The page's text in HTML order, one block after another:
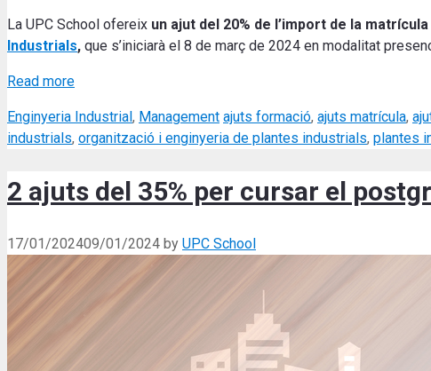
La UPC School ofereix un ajut del 20% de l’import de la
Industrials, que s’iniciarà el 8 de març de 2024 en modalitat
Read more
Categories
Enginyeria Industrial, Management Tags
ajuts formació, ajuts matrícula,
industrials, organització i enginyeria de plantes industrials, plantes
2 ajuts del 35% per cursar el
17/01/202409/01/2024 by UPC School